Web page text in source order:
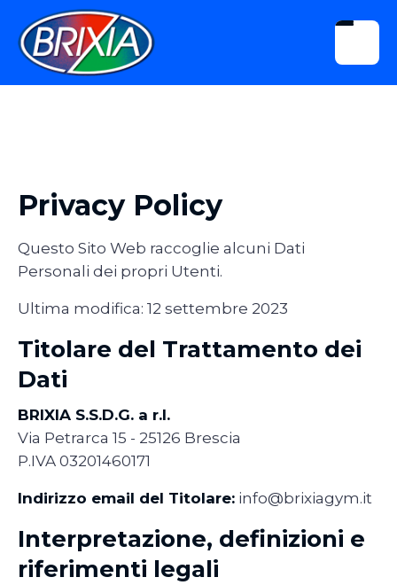
Privacy Policy
Questo Sito Web raccoglie alcuni Dati
Personali dei propri Utenti.
Ultima modifica: 12 settembre 2023
Titolare del Trattamento dei
Dati
BRIXIA S.S.D.G. a r.l.
Via Petrarca 15 - 25126 Brescia
P.IVA 03201460171
Indirizzo email del Titolare: info@brixiagym.it
Interpretazione, definizioni e
riferimenti legali